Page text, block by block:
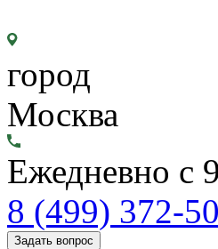
город
Москва
Ежедневно с
8 (499) 372-
Задать вопрос